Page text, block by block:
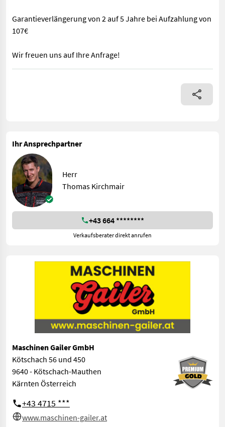
Garantieverlängerung von 2 auf 5 Jahre bei Aufzahlung von
107€
Wir freuen uns auf Ihre Anfrage!
Die Honda HSS 760 A W besticht durch kompakte Baugröße
Ihr Ansprechpartner
Herr
Thomas Kirchmair
+43 664 ********
Verkaufsberater direkt anrufen
Maschinen Gailer GmbH
Kötschach 56 und 450
9640 - Kötschach-Mauthen
Kärnten Österreich
+43 4715 ***
www.maschinen-gailer.at